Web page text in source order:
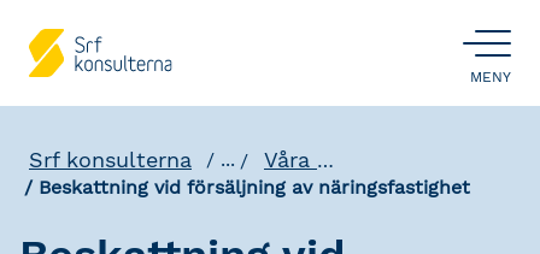
ÖPPNA
MENY
Srf konsulterna ... Våra utbildningar
Beskattning vid försäljning av näringsfastighet